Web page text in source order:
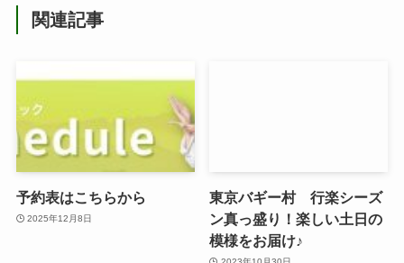
関連記事
予約表はこちらから
2025年12月8日
東京バギー村 行楽シーズ
ン真っ盛り！楽しい土日の
模様をお届け♪